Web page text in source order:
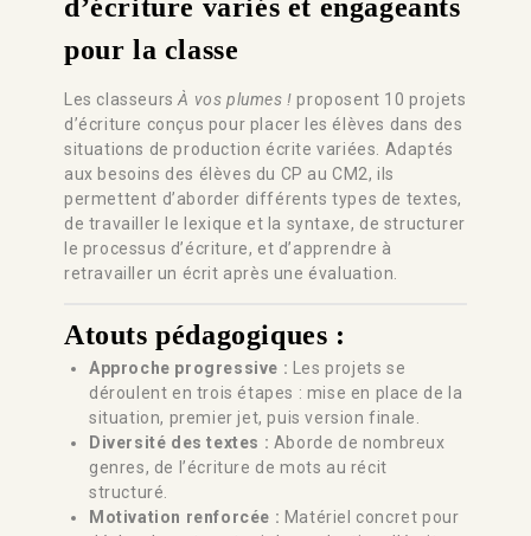
d’écriture variés et engageants
pour la classe
Les classeursÀ vos plumes ! proposent 10 projets
d’écriture conçus pour placer les élèves dans des
situations de production écrite variées. Adaptés
aux besoins des élèves du CP au CM2, ils
permettent d’aborder différents types de textes,
de travailler le lexique et la syntaxe, de structurer
le processus d’écriture, et d’apprendre à
retravailler un écrit après une évaluation.
Atouts pédagogiques :
Approche progressive : Les projets se
déroulent en trois étapes : mise en place de la
situation, premier jet, puis version finale.
Diversité des textes : Aborde de nombreux
genres, de l’écriture de mots au récit
structuré.
Motivation renforcée : Matériel concret pour